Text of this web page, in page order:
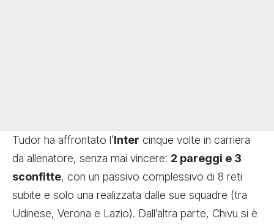
Tudor ha affrontato l’Inter cinque volte in carriera
da allenatore, senza mai vincere: 2 pareggi e 3
sconfitte, con un passivo complessivo di 8 reti
subite e solo una realizzata dalle sue squadre (tra
Udinese, Verona e Lazio). Dall’altra parte, Chivu si è